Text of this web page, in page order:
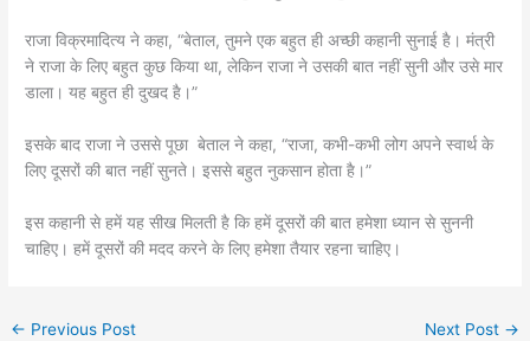
राजा विक्रमादित्य ने कहा, “बेताल, तुमने एक बहुत ही अच्छी कहानी सुनाई है। मंत्री
ने राजा के लिए बहुत कुछ किया था, लेकिन राजा ने उसकी बात नहीं सुनी और उसे मार
डाला। यह बहुत ही दुखद है।”
इसके बाद राजा ने उससे पूछा बेताल ने कहा, “राजा, कभी-कभी लोग अपने स्वार्थ के
लिए दूसरों की बात नहीं सुनते। इससे बहुत नुकसान होता है।”
इस कहानी से हमें यह सीख मिलती है कि हमें दूसरों की बात हमेशा ध्यान से सुननी
चाहिए। हमें दूसरों की मदद करने के लिए हमेशा तैयार रहना चाहिए।
← Previous Post Next Post →